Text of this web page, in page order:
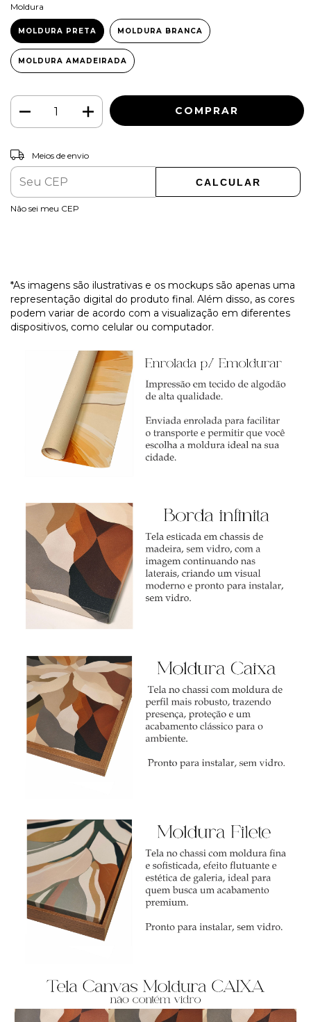
Moldura
MOLDURA PRETA MOLDURA BRANCA
MOLDURA AMADEIRADA
Entregas para o CEP:
Meios de envio
CALCULAR
Não sei meu CEP
*As imagens são ilustrativas e os mockups são apenas uma
representação digital do produto final. Além disso, as cores
podem variar de acordo com a visualização em diferentes
dispositivos, como celular ou computador.